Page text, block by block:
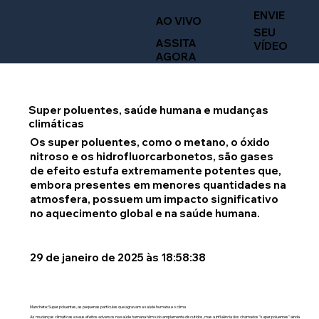
ASSITA
AGORA
AO VIVO
SEU
VÍDEO
ENVIE
Super poluentes, saúde humana e mudanças
climáticas
Os super poluentes, como o metano, o óxido
nitroso e os hidrofluorcarbonetos, são gases
de efeito estufa extremamente potentes que,
embora presentes em menores quantidades na
atmosfera, possuem um impacto significativo
no aquecimento global e na saúde humana.
29 de janeiro de 2025 às 18:58:38
Manchete: Super poluentes, as pequenas partículas que agravam a saúde humana e o clima
As mudanças climáticas e seus efeitos adversos na saúde humana têm sido amplamente discutidos, mas a influência dos chamados "super poluentes" ainda